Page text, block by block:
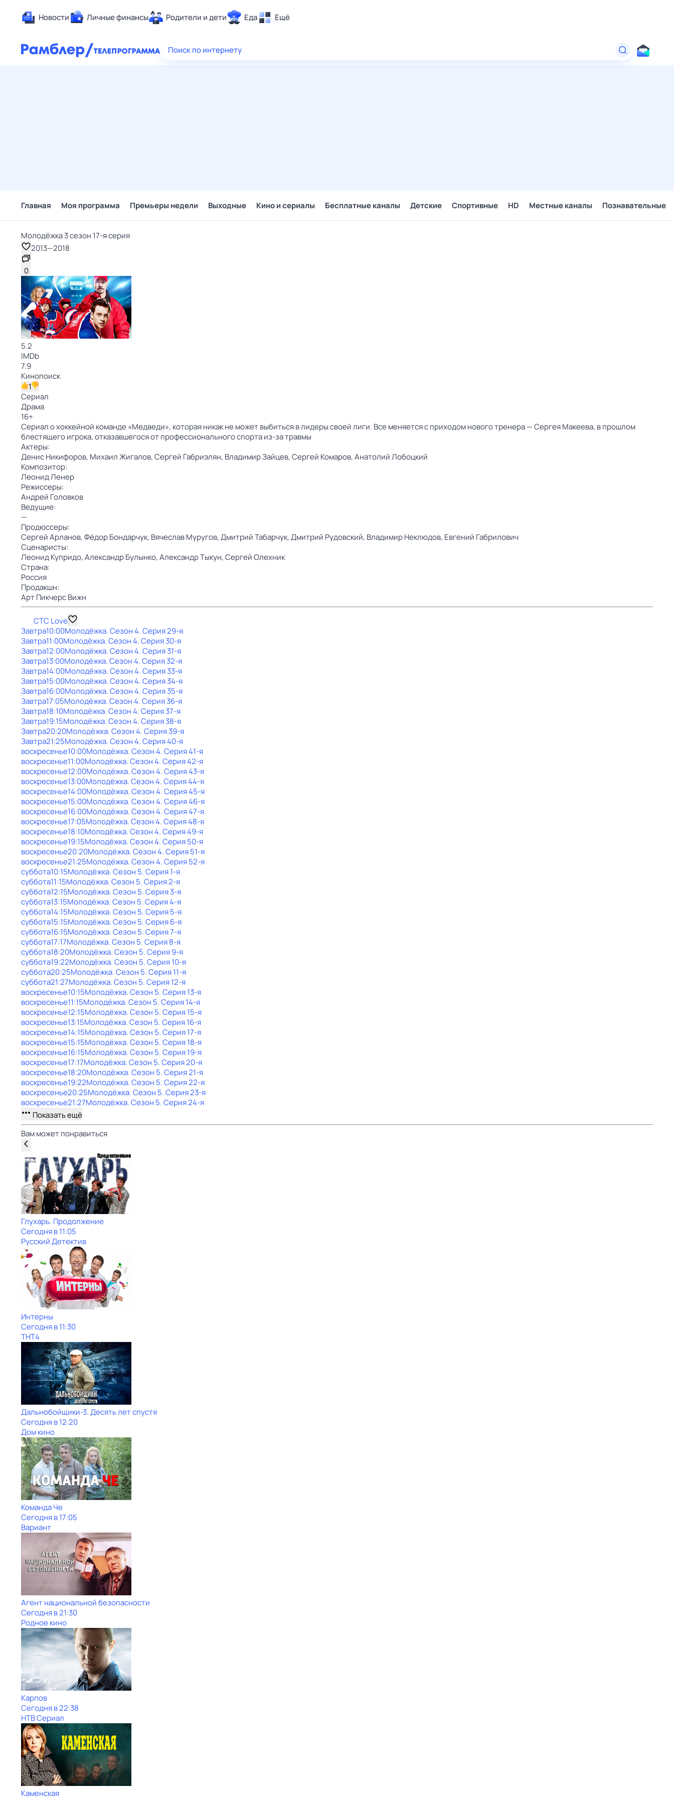
Новости Личные финансы Родители и дети Еда Ещё
Здоровье
Поиск по интернету
Главная Моя программа Премьеры недели Выходные Кино и сериалы Бесплатные каналы Детские Спортивные HD Местные каналы Познавательные
Молодёжка 3 сезон 17-я серия
2013—2018
0
5.2
IMDb
7.9
Кинопоиск
1
Сериал
Драма
16+
Сериал о хоккейной команде «Медведи», которая никак не может выбиться в лидеры своей лиги. Все меняется с приходом нового тренера — Сергея Макеева, в прошлом
блестящего игрока, отказавшегося от профессионального спорта из-за травмы
Актеры:
Денис Никифоров, Михаил Жигалов,Сергей Габриэлян, Владимир Зайцев,Сергей Комаров,Анатолий Лобоцкий
Композитор:
Леонид Ленер
Режиссеры:
Андрей Головков
Ведущие:
—
Продюссеры:
Сергей Арланов,Фёдор Бондарчук, Вячеслав Муругов,Дмитрий Табарчук,Дмитрий Рудовский, Владимир Неклюдов, Евгений Габрилович
Сценаристы:
Леонид Купридо,Александр Булынко,Александр Тыкун,Сергей Олехник
Страна:
Россия
Продакшн:
Арт Пикчерс Вижн
СТС Love
Завтра10:00Молодёжка. Сезон 4. Серия 29-я
Завтра11:00Молодёжка. Сезон 4. Серия 30-я
Завтра12:00Молодёжка. Сезон 4. Серия 31-я
Завтра13:00Молодёжка. Сезон 4. Серия 32-я
Завтра14:00Молодёжка. Сезон 4. Серия 33-я
Завтра15:00Молодёжка. Сезон 4. Серия 34-я
Завтра16:00Молодёжка. Сезон 4. Серия 35-я
Завтра17:05Молодёжка. Сезон 4. Серия 36-я
Завтра18:10Молодёжка. Сезон 4. Серия 37-я
Завтра19:15Молодёжка. Сезон 4. Серия 38-я
Завтра20:20Молодёжка. Сезон 4. Серия 39-я
Завтра21:25Молодёжка. Сезон 4. Серия 40-я
воскресенье10:00Молодёжка. Сезон 4. Серия 41-я
воскресенье11:00Молодёжка. Сезон 4. Серия 42-я
воскресенье12:00Молодёжка. Сезон 4. Серия 43-я
воскресенье13:00Молодёжка. Сезон 4. Серия 44-я
воскресенье14:00Молодёжка. Сезон 4. Серия 45-я
воскресенье15:00Молодёжка. Сезон 4. Серия 46-я
воскресенье16:00Молодёжка. Сезон 4. Серия 47-я
воскресенье17:05Молодёжка. Сезон 4. Серия 48-я
воскресенье18:10Молодёжка. Сезон 4. Серия 49-я
воскресенье19:15Молодёжка. Сезон 4. Серия 50-я
воскресенье20:20Молодёжка. Сезон 4. Серия 51-я
воскресенье21:25Молодёжка. Сезон 4. Серия 52-я
суббота10:15Молодёжка. Сезон 5. Серия 1-я
суббота11:15Молодёжка. Сезон 5. Серия 2-я
суббота12:15Молодёжка. Сезон 5. Серия 3-я
суббота13:15Молодёжка. Сезон 5. Серия 4-я
суббота14:15Молодёжка. Сезон 5. Серия 5-я
суббота15:15Молодёжка. Сезон 5. Серия 6-я
суббота16:15Молодёжка. Сезон 5. Серия 7-я
суббота17:17Молодёжка. Сезон 5. Серия 8-я
суббота18:20Молодёжка. Сезон 5. Серия 9-я
суббота19:22Молодёжка. Сезон 5. Серия 10-я
суббота20:25Молодёжка. Сезон 5. Серия 11-я
суббота21:27Молодёжка. Сезон 5. Серия 12-я
воскресенье10:15Молодёжка. Сезон 5. Серия 13-я
воскресенье11:15Молодёжка. Сезон 5. Серия 14-я
воскресенье12:15Молодёжка. Сезон 5. Серия 15-я
воскресенье13:15Молодёжка. Сезон 5. Серия 16-я
воскресенье14:15Молодёжка. Сезон 5. Серия 17-я
воскресенье15:15Молодёжка. Сезон 5. Серия 18-я
воскресенье16:15Молодёжка. Сезон 5. Серия 19-я
воскресенье17:17Молодёжка. Сезон 5. Серия 20-я
воскресенье18:20Молодёжка. Сезон 5. Серия 21-я
воскресенье19:22Молодёжка. Сезон 5. Серия 22-я
воскресенье20:25Молодёжка. Сезон 5. Серия 23-я
воскресенье21:27Молодёжка. Сезон 5. Серия 24-я
Показать ещё
Вам может понравиться
Глухарь. Продолжение
Сегодня в 11:05
Русский Детектив
Интерны
Сегодня в 11:30
ТНТ4
Дальнобойщики-3. Десять лет спустя
Сегодня в 12:20
Дом кино
Команда Че
Сегодня в 17:05
Вариант
Агент национальной безопасности
Сегодня в 21:30
Родное кино
Карпов
Сегодня в 22:38
НТВ Сериал
Каменская